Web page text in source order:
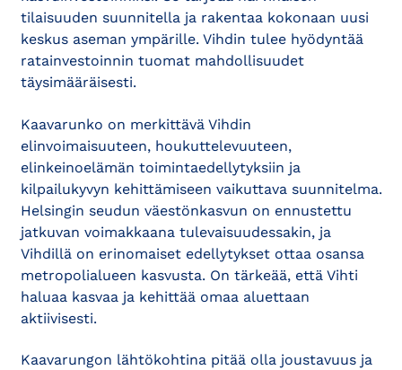
tilaisuuden suunnitella ja rakentaa kokonaan uusi
keskus aseman ympärille. Vihdin tulee hyödyntää
ratainvestoinnin tuomat mahdollisuudet
täysimääräisesti.
Kaavarunko on merkittävä Vihdin
elinvoimaisuuteen, houkuttelevuuteen,
elinkeinoelämän toimintaedellytyksiin ja
kilpailukyvyn kehittämiseen vaikuttava suunnitelma.
Helsingin seudun väestönkasvun on ennustettu
jatkuvan voimakkaana tulevaisuudessakin, ja
Vihdillä on erinomaiset edellytykset ottaa osansa
metropolialueen kasvusta. On tärkeää, että Vihti
haluaa kasvaa ja kehittää omaa aluettaan
aktiivisesti.
Kaavarungon lähtökohtina pitää olla joustavuus ja